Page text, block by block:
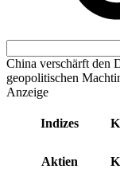
China verschärft den
geopolitischen
Anzeige
Indizes
Aktien